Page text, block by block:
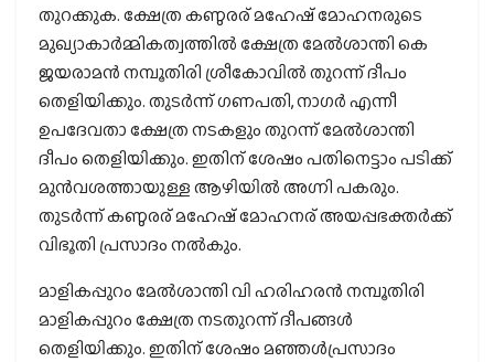
തുറക്കുക. ക്ഷേത്ര കണ്ഠരര് മഹേഷ് മോഹനരുടെ
മുഖ്യാകാര്‍മ്മികത്വത്തില്‍ ക്ഷേത്ര മേല്‍ശാന്തി കെ
ജയരാമന്‍ നമ്പൂതിരി ശ്രീകോവില്‍ തുറന്ന് ദീപം
തെളിയിക്കും. തുടര്‍ന്ന് ഗണപതി, നാഗര്‍ എന്നീ
ഉപദേവതാ ക്ഷേത്ര നടകളും തുറന്ന് മേല്‍ശാന്തി
ദീപം തെളിയിക്കും. ഇതിന് ശേഷം പതിനെട്ടാം പടിക്ക്
മുന്‍വശത്തായുള്ള ആഴിയില്‍ അഗ്നി പകരും.
തുടര്‍ന്ന് കണ്ഠരര് മഹേഷ് മോഹനര് അയപ്പഭക്തര്‍ക്ക്
വിഭൂതി പ്രസാദം നല്‍കും.
മാളികപ്പുറം മേല്‍ശാന്തി വി ഹരിഹരന്‍ നമ്പൂതിരി
മാളികപ്പുറം ക്ഷേത്ര നടതുറന്ന് ദീപങ്ങള്‍
തെളിയിക്കും. ഇതിന് ശേഷം മഞ്ഞള്‍പ്രസാദം